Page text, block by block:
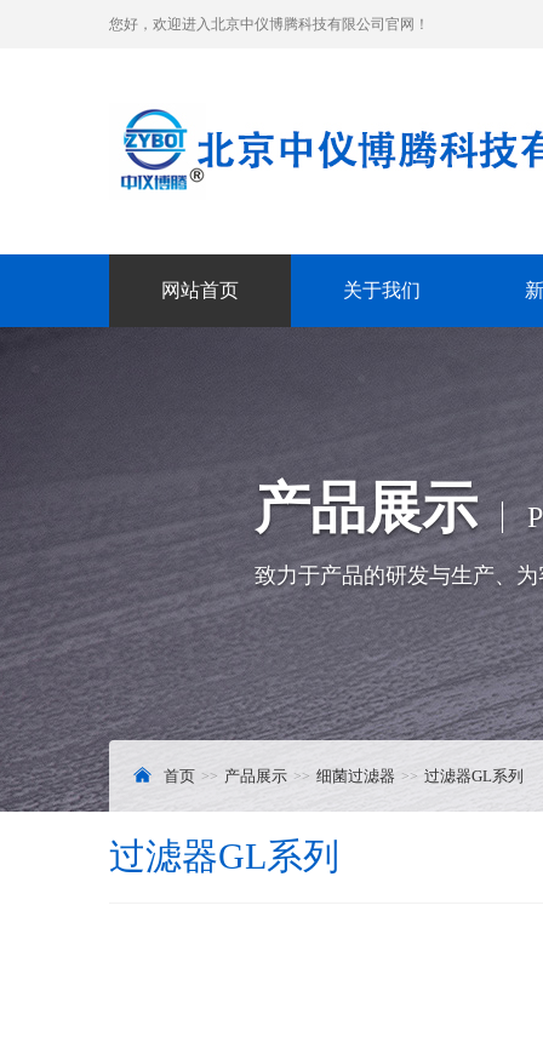
您好，欢迎进入北京中仪博腾科技有限公司官网！
网站首页 关于我们
产品展示
致力于产品的研发与生产、
首页 产品展示 细菌过滤器 过滤器GL系列
过滤器GL系列